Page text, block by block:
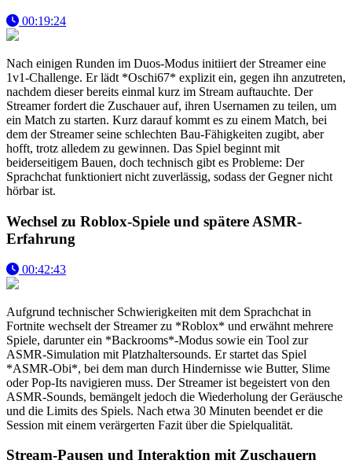
00:19:24
Nach einigen Runden im Duos-Modus initiiert der Streamer eine
1v1-Challenge. Er lädt *Oschi67* explizit ein, gegen ihn anzutreten,
nachdem dieser bereits einmal kurz im Stream auftauchte. Der
Streamer fordert die Zuschauer auf, ihren Usernamen zu teilen, um
ein Match zu starten. Kurz darauf kommt es zu einem Match, bei
dem der Streamer seine schlechten Bau-Fähigkeiten zugibt, aber
hofft, trotz alledem zu gewinnen. Das Spiel beginnt mit
beiderseitigem Bauen, doch technisch gibt es Probleme: Der
Sprachchat funktioniert nicht zuverlässig, sodass der Gegner nicht
hörbar ist.
Wechsel zu Roblox-Spiele und spätere ASMR-
Erfahrung
00:42:43
Aufgrund technischer Schwierigkeiten mit dem Sprachchat in
Fortnite wechselt der Streamer zu *Roblox* und erwähnt mehrere
Spiele, darunter ein *Backrooms*-Modus sowie ein Tool zur
ASMR-Simulation mit Platzhaltersounds. Er startet das Spiel
*ASMR-Obi*, bei dem man durch Hindernisse wie Butter, Slime
oder Pop-Its navigieren muss. Der Streamer ist begeistert von den
ASMR-Sounds, bemängelt jedoch die Wiederholung der Geräusche
und die Limits des Spiels. Nach etwa 30 Minuten beendet er die
Session mit einem verärgerten Fazit über die Spielqualität.
Stream-Pausen und Interaktion mit Zuschauern